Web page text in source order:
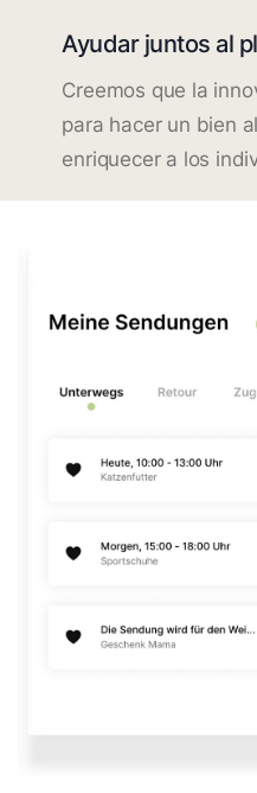
Ayudar juntos al
Creemos que la
para hacer un bien
enriquecer a los